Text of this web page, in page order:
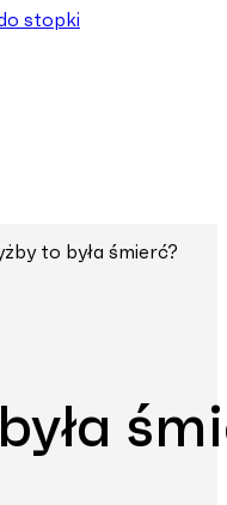
stopki
to była śmierć?